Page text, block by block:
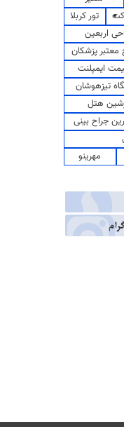
تور کربلا
اربعین
پزشکان
ایمپلنت
تیزهوشان
هتل
جراح بینی
مهرینو